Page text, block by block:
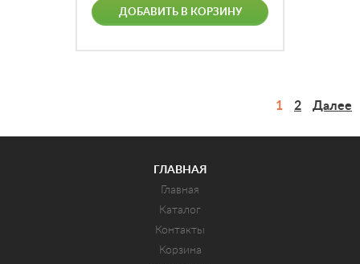
ДОБАВИТЬ В КОРЗИНУ
1 2 Далее
ГЛАВНАЯ
Главная
Каталог
Контакты
Корзина